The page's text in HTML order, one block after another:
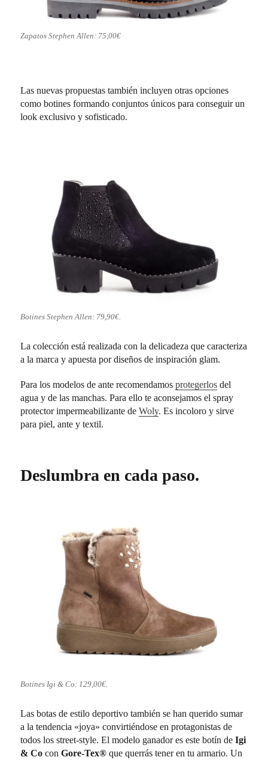
Zapatos Stephen Allen: 75,00€
Las nuevas propuestas también incluyen otras opciones
como botines formando conjuntos únicos para conseguir un
look exclusivo y sofisticado.
Botines Stephen Allen: 79,90€.
La colección está realizada con la delicadeza que caracteriza
a la marca y apuesta por diseños de inspiración glam.
Para los modelos de ante recomendamosprotegerlos del
agua y de las manchas. Para ello te aconsejamos el spray
protector impermeabilizante deWoly. Es incoloro y sirve
para piel, ante y textil.
Deslumbra en cada paso.
Botines Igi & Co: 129,00€.
Las botas de estilo deportivo también se han querido sumar
a la tendencia «joya» convirtiéndose en protagonistas de
todos los street-style. El modelo ganador es este botín deIgi
& Co conGore-Tex® que querrás tener en tu armario. Un